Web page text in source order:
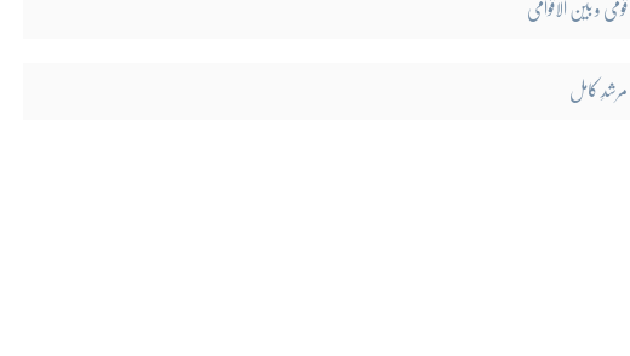
قومی و بین الاقوامی
مرشدِ کامل